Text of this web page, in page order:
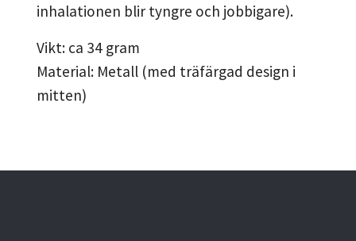
inhalationen blir tyngre och jobbigare).
Vikt: ca 34 gram
Material: Metall (med träfärgad design i
mitten)